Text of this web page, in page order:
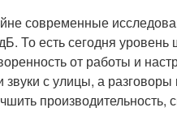
современные
То есть сегодня
от работы и
с улицы, а
производительность,